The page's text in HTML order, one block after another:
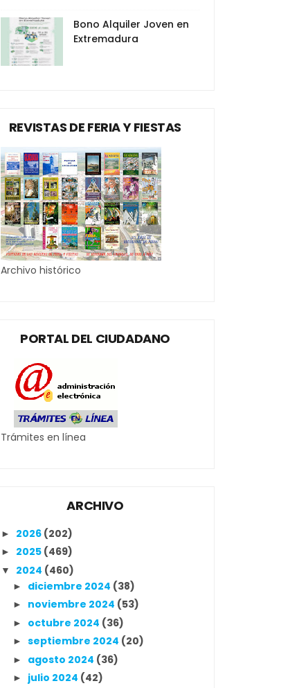
Bono Alquiler Joven en
Extremadura
REVISTAS DE FERIA Y FIESTAS
Archivo histórico
PORTAL DEL CIUDADANO
Trámites en línea
ARCHIVO
► 2026 (202)
► 2025 (469)
▼ 2024 (460)
► diciembre 2024 (38)
► noviembre 2024 (53)
► octubre 2024 (36)
► septiembre 2024 (20)
► agosto 2024 (36)
► julio 2024 (42)